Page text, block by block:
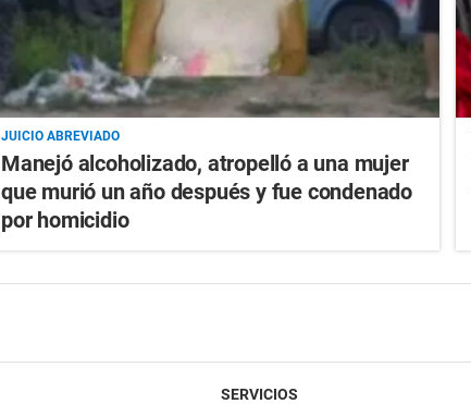
JUICIO ABREVIADO
Manejó alcoholizado, atropelló a una mujer
que murió un año después y fue condenado
por homicidio
SERVICIOS